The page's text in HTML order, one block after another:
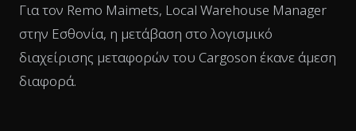
Για τον Remo Maimets, Local Warehouse Manager
στην Εσθονία, η μετάβαση στο λογισμικό
διαχείρισης μεταφορών του Cargoson έκανε άμεση
διαφορά.